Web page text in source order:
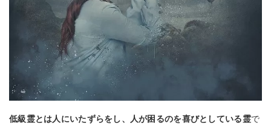
低級霊とは人にいたずらをし、人が困るのを喜びとしている霊で